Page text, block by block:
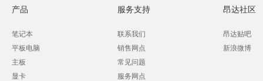
产品
笔记本
平板电脑
主板
显卡
服务支持
联系我们
销售网点
常见问题
服务网点
昂达社区
昂达贴吧
新浪微博